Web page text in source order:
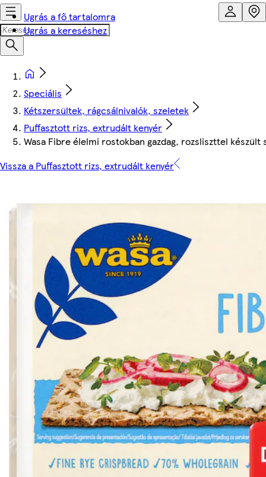
Ugrás a fő tartalomra
Ugrás a kereséshez
Speciális
Kétszersültek, rágcsálnivalók, szeletek
Puffasztott rizs, extrudált kenyér
Wasa Fibre élelmi rostokban gazdag, rozsliszttel
Vissza a Puffasztott rizs, extrudált kenyér